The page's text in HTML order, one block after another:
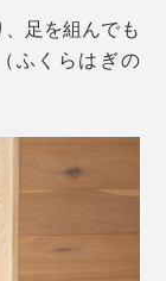
放湿性が高い
、ファッショ
大福製紙（美
へ。
足を組んでも
ふくらはぎの